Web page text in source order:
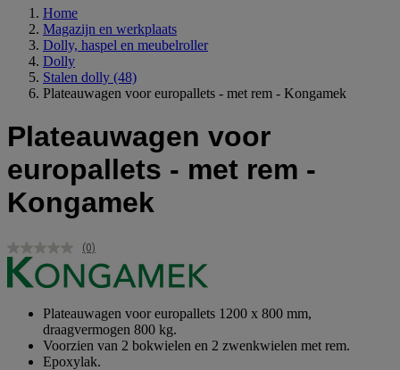
Home
Magazijn en werkplaats
Dolly, haspel en meubelroller
Dolly
Stalen dolly (48)
Plateauwagen voor europallets - met rem - Kongamek
Plateauwagen voor
europallets - met rem -
Kongamek
Geen
scorewaarde.
Dezelfde
(0)
Plateauwagen voor europallets 1200 x 800 mm,
draagvermogen 800 kg.
Voorzien van 2 bokwielen en 2 zwenkwielen met rem.
Epoxylak.